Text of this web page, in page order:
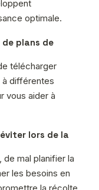
optimale.
plans de
télécharger
différentes
vous aider à
lors de la
de mal planifier la
les besoins en